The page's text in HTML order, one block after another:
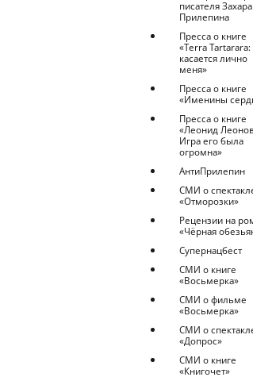
писателя Захара
Прилепина
Пресса о книге
«Terra Tartarara:
касается лично
меня»
Пресса о книге
«Именины
Пресса о книге
«Леонид
Игра его была
огромна»
АнтиПрилепин
СМИ о
«Отморозки»
Рецензии на
«Чёрная
Супернацбест
СМИ о книге
«Восьмерка»
СМИ о фильме
«Восьмерка»
СМИ о
«Допрос»
СМИ о книге
«Книгочет»